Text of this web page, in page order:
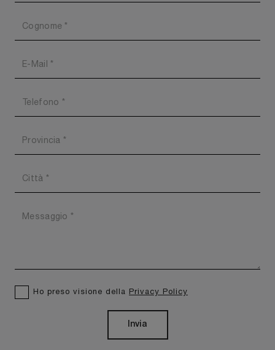
Ho preso visione della Privacy Policy
Invia